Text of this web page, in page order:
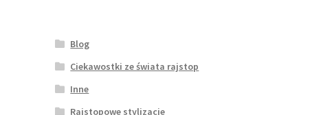
Blog
Ciekawostki ze świata rajstop
Inne
Rajstopowe stylizacje